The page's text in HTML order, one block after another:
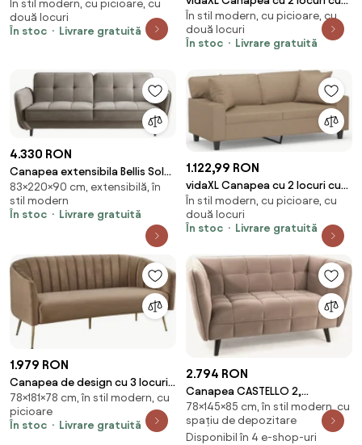
pernuțe, cappuccino, 120 cm,
piele eco.
În stil modern, cu picioare, cu
două locuri
În stoc
Livrare gratuită
pernuțe, gri taupe, 120 cm,
textil
În stil modern, cu picioare, cu
două locuri
În stoc
Livrare gratuită
4.330 RON
Canapea extensibila Bellis Sola
18
83×220×90 cm, extensibilă, în
stil modern
În stoc
Livrare gratuită
1.122,99 RON
vidaXL Canapea cu 2 locuri cu
pernuțe, cappuccino, 140 cm,
piele eco.
În stil modern, cu picioare, cu
două locuri
În stoc
Livrare gratuită
1.979 RON
Canapea de design cu 3 locuri,
ţesătură Velvet maro/gold
crom-auriu, BAGY
78×181×78 cm, în stil modern, cu
picioare
În stoc
Livrare gratuită
2.794 RON
Canapea CASTELLO 2,
bej/wenge, stofa
catifelata/lemn, 145x85x78 cm
78×145×85 cm, în stil modern, cu
spațiu de depozitare
Disponibil în 4 e-shop-uri